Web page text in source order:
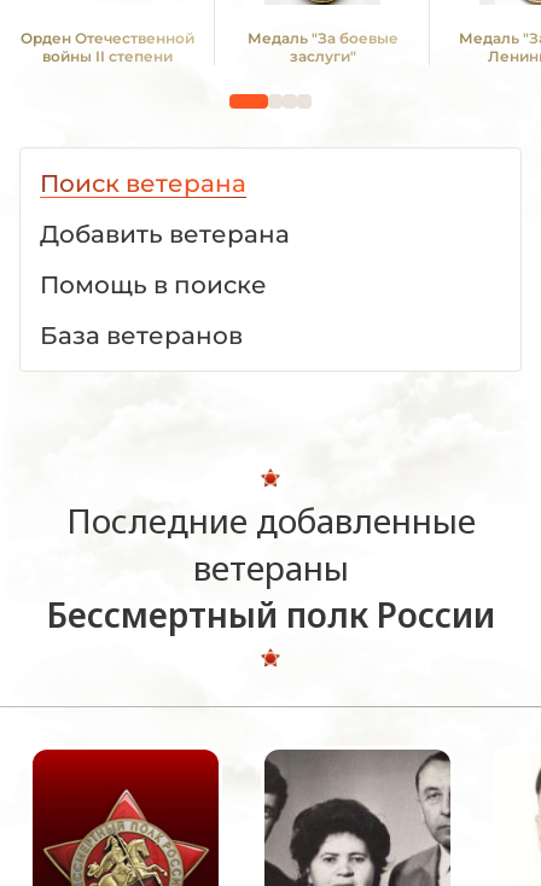
Орден Отечественной
войны II степени
Медаль "За боевые
заслуги"
Медаль
Поиск ветерана
Добавить ветерана
Помощь в поиске
База ветеранов
Последние добавленные
ветераны
Бессмертный полк России